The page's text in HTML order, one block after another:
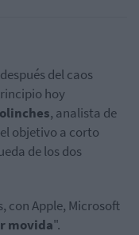
del caos
hoy
, analista de
objetivo a corto
de los dos
con Apple, Microsoft
movida".